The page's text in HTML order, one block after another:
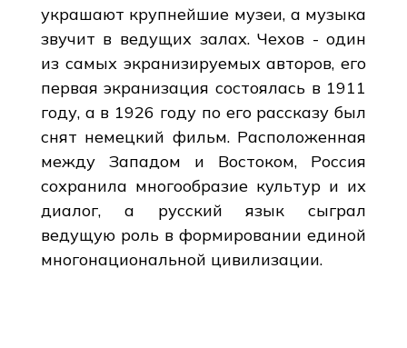
украшают крупнейшие музеи, а музыка
звучит в ведущих залах. Чехов - один
из самых экранизируемых авторов, его
первая экранизация состоялась в 1911
году, а в 1926 году по его рассказу был
снят немецкий фильм. Расположенная
между Западом и Востоком, Россия
сохранила многообразие культур и их
диалог, а русский язык сыграл
ведущую роль в формировании единой
многонациональной цивилизации.